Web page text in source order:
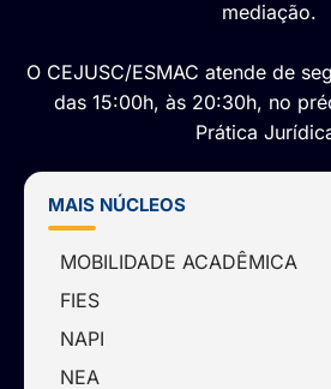
mediação.
O CEJUSC/ESMAC atende de
das 15:00h, às 20:30h, no
Prática
MAIS NÚCLEOS
MOBILIDADE ACADÊMICA
FIES
NAPI
NEA